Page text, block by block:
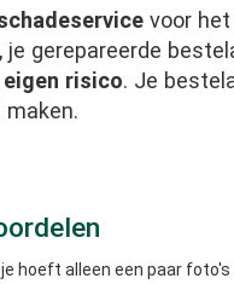
voor
, je gerepareerde
risico. Je
hoeft alleen een paar